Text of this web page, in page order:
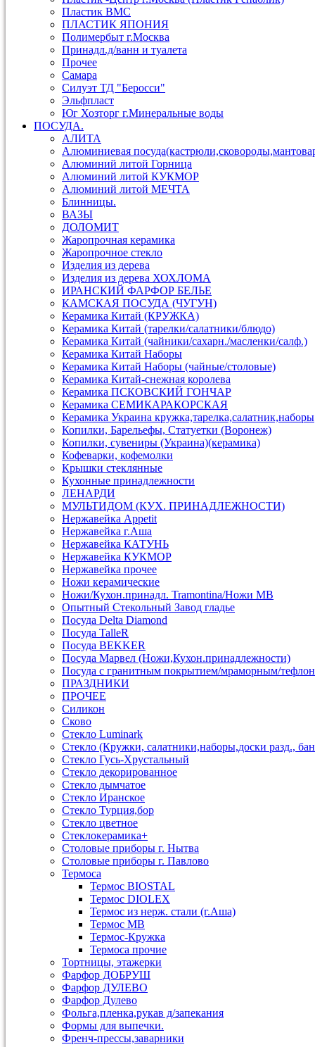
Пластик ВМС
ПЛАСТИК ЯПОНИЯ
Полимербыт г.Москва
Принадл.д/ванн и туалета
Прочее
Самара
Силуэт ТД "Беросси"
Эльфпласт
Юг Хозторг г.Минеральные воды
ПОСУДА.
АЛИТА
Алюминиевая
Алюминий литой Горница
Алюминий литой КУКМОР
Алюминий литой МЕЧТА
Блинницы.
ВАЗЫ
ДОЛОМИТ
Жаропрочная керамика
Жаропрочное стекло
Изделия из дерева
Изделия из дерева ХОХЛОМА
ИРАНСКИЙ ФАРФОР БЕЛЬЕ
КАМСКАЯ ПОСУДА (ЧУГУН)
Керамика Китай (КРУЖКА)
Керамика Китай (тарелки/салатники/блюдо)
Керамика Китай (чайники/сахарн./масленки/салф.)
Керамика Китай Наборы
Керамика Китай Наборы (чайные/столовые)
Керамика Китай-снежная королева
Керамика ПСКОВСКИЙ ГОНЧАР
Керамика СЕМИКАРАКОРСКАЯ
Керамика Украина кружка,тарелка,салатник,наборы
Копилки, Барельефы, Статуетки (Воронеж)
Копилки, сувениры (Украина)(керамика)
Кофеварки, кофемолки
Крышки стеклянные
Кухонные принадлежности
ЛЕНАРДИ
МУЛЬТИДОМ (КУХ. ПРИНАДЛЕЖНОСТИ)
Нержавейка Appetit
Нержавейка г.Аша
Нержавейка КАТУНЬ
Нержавейка КУКМОР
Нержавейка прочее
Ножи керамические
Ножи/Кухон.принадл. Tramontina/Ножи МВ
Опытный Стекольный Завод гладье
Посуда Delta Diamond
Посуда TalleR
Посуда ВEKKER
Посуда Марвел (Ножи,Кухон.принадлежности)
Посуда с гранитным покрытием/мраморным/тефлон
ПРАЗДНИКИ
ПРОЧЕЕ
Силикон
Сково
Стекло Luminark
Стекло (Кружки, салатники,наборы,доски разд.,
Стекло Гусь-Хрустальный
Стекло декорированное
Стекло дымчатое
Стекло Иранское
Стекло Турция,бор
Стекло цветное
Стеклокерамика+
Столовые приборы г. Нытва
Столовые приборы г. Павлово
Термоса
Термос BIOSTAL
Термос DIOLEX
Термос из нерж. стали (г.Аша)
Термос МВ
Термос-Кружка
Термоса прочие
Тортницы, этажерки
Фарфор ДОБРУШ
Фарфор ДУЛЕВО
Фарфор Дулево
Фольга,пленка,рукав д/запекания
Формы для выпечки.
Френч-прессы,заварники